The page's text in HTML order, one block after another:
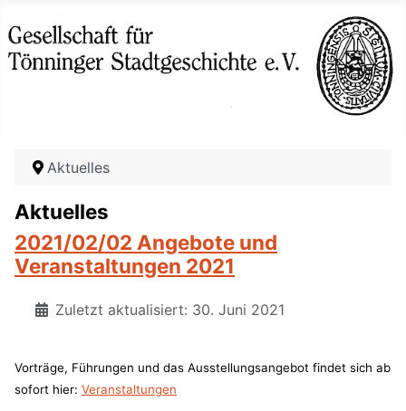
Aktuelles
Aktuelles
2021/02/02 Angebote und
Veranstaltungen 2021
Zuletzt aktualisiert: 30. Juni 2021
Vorträge, Führungen und das Ausstellungsangebot findet sich ab
sofort hier: Veranstaltungen